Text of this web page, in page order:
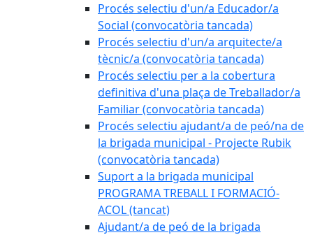
Procés selectiu d'un/a Educador/a
Social (convocatòria tancada)
Procés selectiu d'un/a arquitecte/a
tècnic/a (convocatòria tancada)
Procés selectiu per a la cobertura
definitiva d'una plaça de Treballador/a
Familiar (convocatòria tancada)
Procés selectiu ajudant/a de peó/na de
la brigada municipal - Projecte Rubik
(convocatòria tancada)
Suport a la brigada municipal
PROGRAMA TREBALL I FORMACIÓ-
ACOL (tancat)
Ajudant/a de peó de la brigada